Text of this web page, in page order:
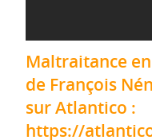
Maltraitance
de François
sur Atlantico :
https://